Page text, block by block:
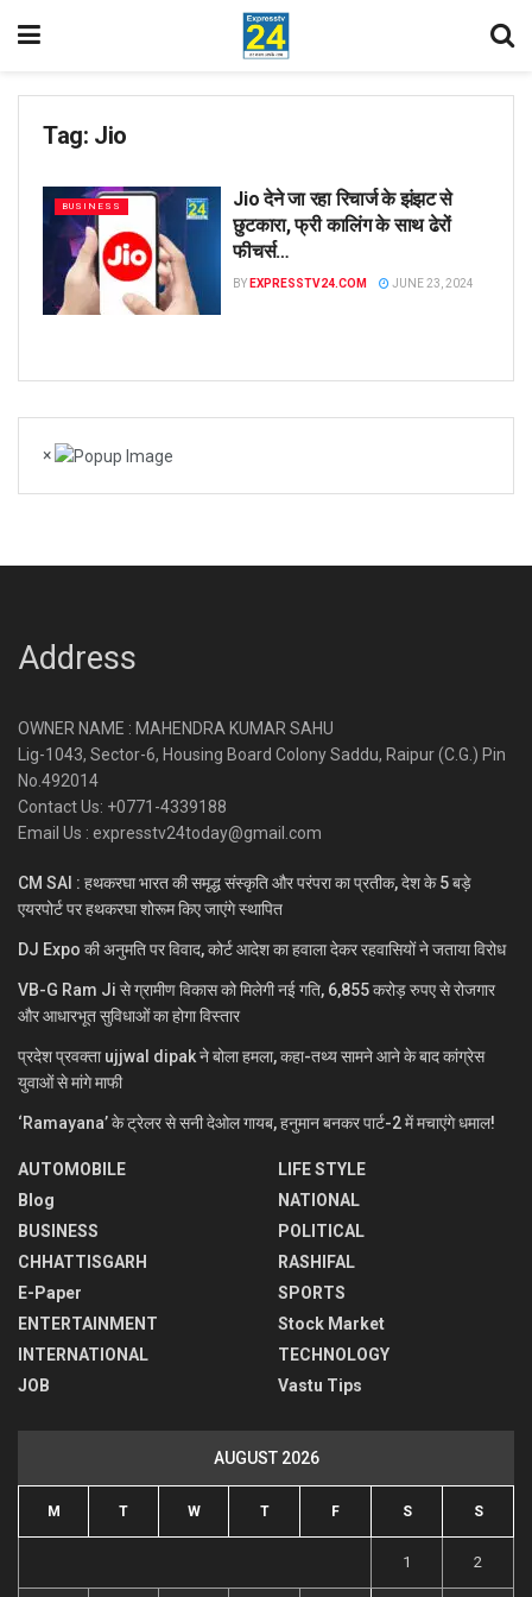
Tag: Jio
BUSINESS
Jio देने जा रहा रिचार्ज के झंझट से
छुटकारा, फ्री कालिंग के साथ ढेरों
फीचर्स…
BY EXPRESSTV24.COM JUNE 23, 2024
×
Address
OWNER NAME : MAHENDRA KUMAR SAHU
Lig-1043, Sector-6, Housing Board Colony Saddu, Raipur (C.G.) Pin
No.492014
Contact Us: +0771-4339188
Email Us : expresstv24today@gmail.com
CM SAI : हथकरघा भारत की समृद्ध संस्कृति और परंपरा का प्रतीक, देश के 5 बड़े
एयरपोर्ट पर हथकरघा शोरूम किए जाएंगे स्थापित
DJ Expo की अनुमति पर विवाद, कोर्ट आदेश का हवाला देकर रहवासियों ने जताया विरोध
VB-G Ram Ji से ग्रामीण विकास को मिलेगी नई गति, 6,855 करोड़ रुपए से रोजगार
और आधारभूत सुविधाओं का होगा विस्तार
प्रदेश प्रवक्ता ujjwal dipak ने बोला हमला, कहा-तथ्य सामने आने के बाद कांग्रेस
युवाओं से मांगे माफी
‘Ramayana’ के ट्रेलर से सनी देओल गायब, हनुमान बनकर पार्ट-2 में मचाएंगे धमाल!
AUTOMOBILE
Blog
BUSINESS
CHHATTISGARH
E-Paper
ENTERTAINMENT
INTERNATIONAL
JOB
LIFE STYLE
NATIONAL
POLITICAL
RASHIFAL
SPORTS
Stock Market
TECHNOLOGY
Vastu Tips
AUGUST 2026
M T W T F S S
1 2